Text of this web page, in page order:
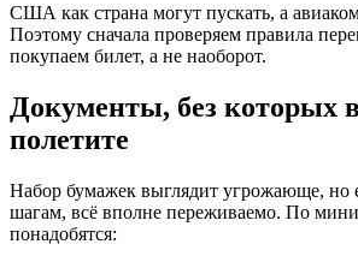
США как страна могут пускать, а
Поэтому сначала проверяем правила
покупаем билет, а не наоборот.
Документы, без которых
полетите
Набор бумажек выглядит угрожающе, но
шагам, всё вполне переживаемо. По
понадобятся: